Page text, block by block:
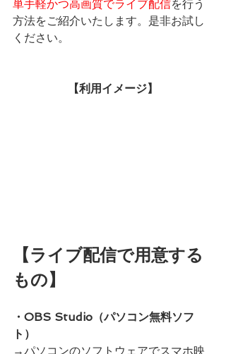
単手軽かつ高画質でライブ配信を行う
方法をご紹介いたします。是非お試し
ください。
【利用イメージ】
【ライブ配信で用意する
もの】
・OBS Studio（パソコン無料ソフ
ト）
→パソコンのソフトウェアでスマホ映